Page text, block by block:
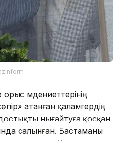
мәдениеттерінің
атанған қаламгердің
нығайтуға қосқан
салынған. Бастаманы